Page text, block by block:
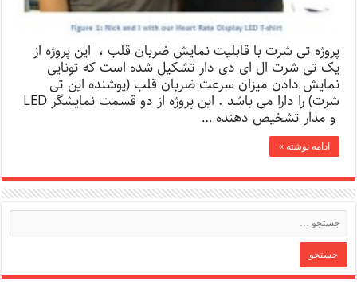
پروژه تی شرت با قابلیت نمایش ضربان قلب ، این پروژه از
یک تی شرت ال ای دی دار تشکیل شده است که تونایی
نمایش دادن میزان سرعت ضربان قلب (پوشنده این تی
شرت) را دارا می باشد . این پروژه از دو قسمت نمایشگر LED
و مدار تشخیص دهنده …
ادامه نوشته »